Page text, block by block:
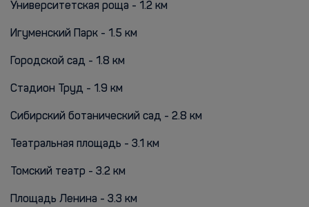
Университетская роща - 1.2 км
Игуменский Парк - 1.5 км
Городской сад - 1.8 км
Стадион Труд - 1.9 км
Сибирский ботанический сад - 2.8 км
Театральная площадь - 3.1 км
Томский театр - 3.2 км
Площадь Ленина - 3.3 км